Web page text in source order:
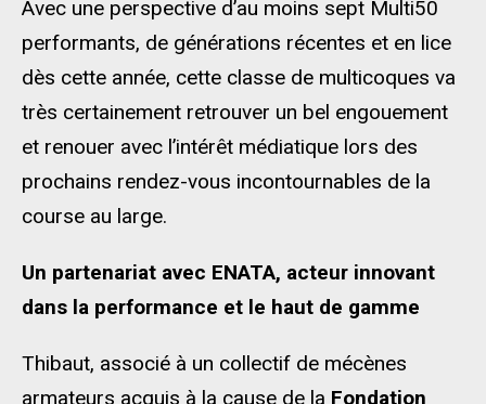
Avec une perspective d’au moins sept Multi50
performants, de générations récentes et en lice
dès cette année, cette classe de multicoques va
très certainement retrouver un bel engouement
et renouer avec l’intérêt médiatique lors des
prochains rendez-vous incontournables de la
course au large.
Un partenariat avec ENATA, acteur innovant
dans la performance et le haut de gamme
Thibaut, associé à un collectif de mécènes
armateurs acquis à la cause de la Fondation